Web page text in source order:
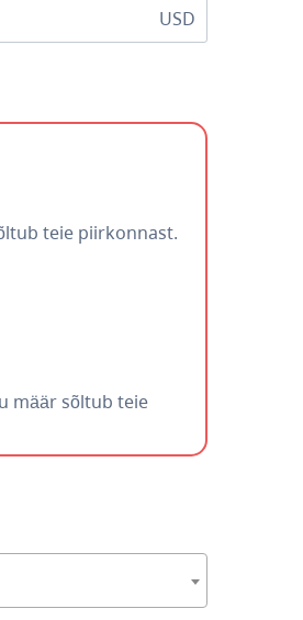
USD
teie piirkonnast.
määr sõltub teie